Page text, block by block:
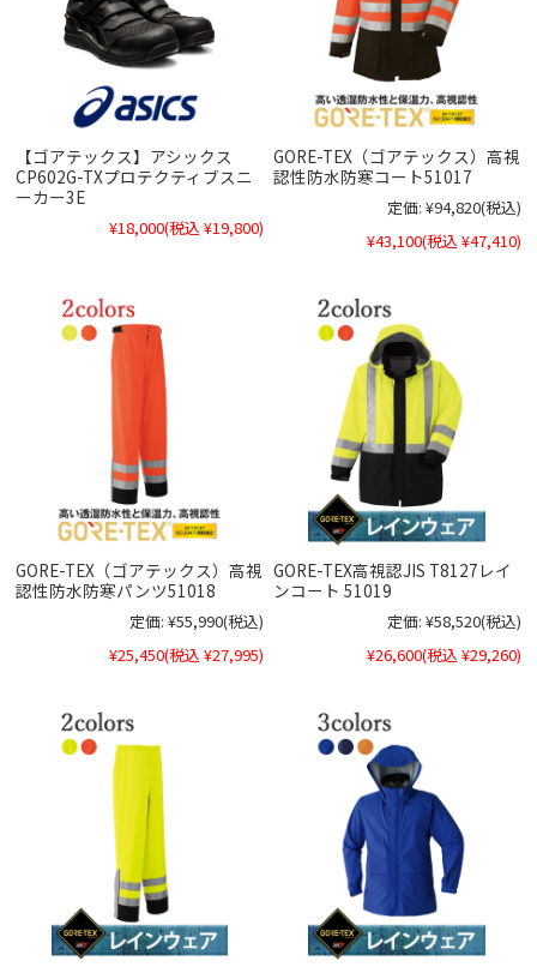
【ゴアテックス】アシックス
CP602G-TXプロテクティブスニ
ーカー3E
¥18,000(税込 ¥19,800)
GORE-TEX（ゴアテックス）高視
認性防水防寒コート51017
定価: ¥94,820(税込)
¥43,100(税込 ¥47,410)
GORE-TEX（ゴアテックス）高視
認性防水防寒パンツ51018
定価: ¥55,990(税込)
¥25,450(税込 ¥27,995)
GORE-TEX高視認JIS T8127レイ
ンコート 51019
定価: ¥58,520(税込)
¥26,600(税込 ¥29,260)